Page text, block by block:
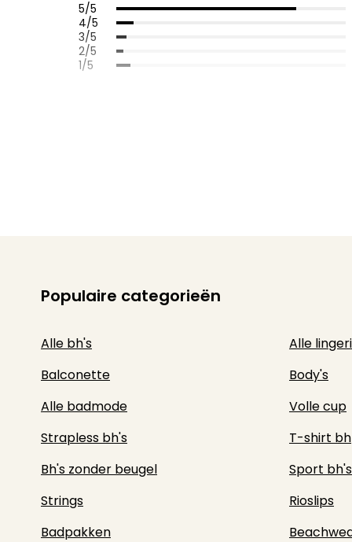
5/5
4/5
3/5
2/5
1/5
Populaire categorieën
Alle bh's Alle
Balconette
Body's
Alle badmode
Volle cup
Strapless bh's
T-shirt bh
Bh's zonder beugel
Sport bh's
Strings
Rioslips
Badpakken